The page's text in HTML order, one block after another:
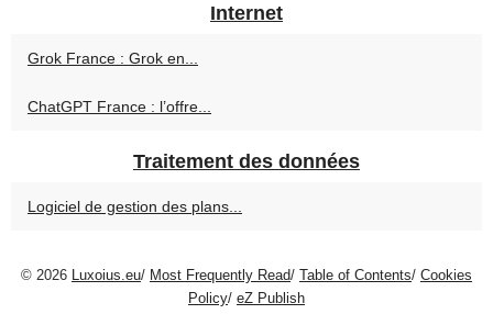
Internet
Grok France : Grok en...
ChatGPT France : l’offre...
Traitement des données
Logiciel de gestion des plans...
© 2026 Luxoius.eu/ Most Frequently Read/ Table of Contents/ Cookies
Policy/ eZ Publish